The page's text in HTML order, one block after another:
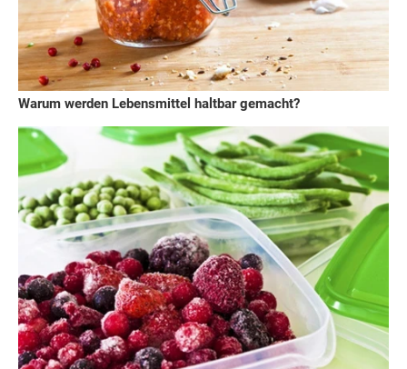
Warum werden Lebensmittel haltbar gemacht?